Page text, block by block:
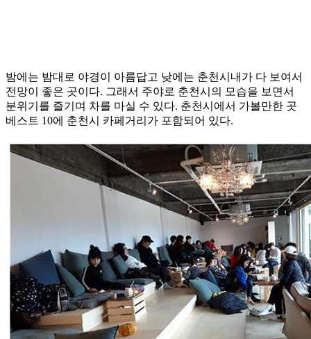
밤에는 밤대로 야경이 아름답고 낮에는 춘천시내가 다 보여서
전망이 좋은 곳이다. 그래서 주야로 춘천시의 모습을 보면서
분위기를 즐기며 차를 마실 수 있다. 춘천시에서 가볼만한 곳
베스트 10에 춘천시 카페거리가 포함되어 있다.